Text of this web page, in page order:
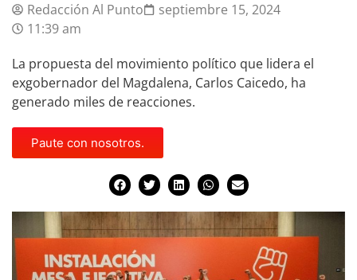
Redacción Al Punto
septiembre 15, 2024
11:39 am
La propuesta del movimiento político que lidera el
exgobernador del Magdalena, Carlos Caicedo, ha
generado miles de reacciones.
Paute con nosotros.